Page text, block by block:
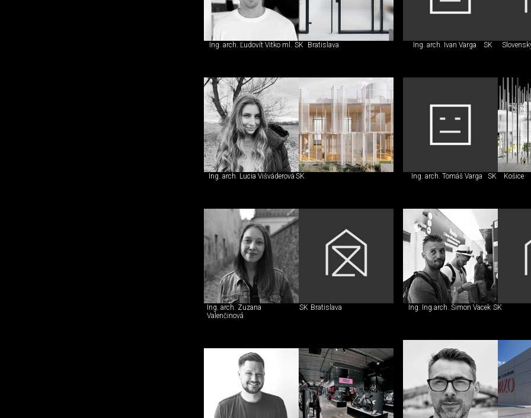
Ing. arch. Ľudovít Vitko ml. SK Bratislava Ing. arch. Ivan Varga SK
Ing. arch. Lucia Višváderová SK Ing. arch. Tomáš Varga SK Košice
Ing. arch. Zuzana
Valenčinová
SK Bratislava Ing. Ing.arch. Šimon Vacek SK